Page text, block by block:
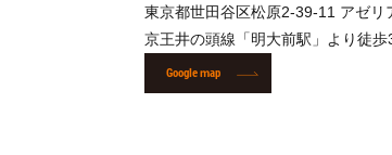
東京都世田谷区松原2-39-11 アゼリ
京王井の頭線「明大前駅」より徒
Google map